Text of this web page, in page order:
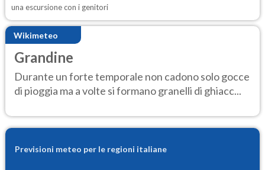
una escursione con i genitori
Wikimeteo
Grandine
Durante un forte temporale non cadono solo gocce
di pioggia ma a volte si formano granelli di ghiacc...
Previsioni meteo per le regioni italiane